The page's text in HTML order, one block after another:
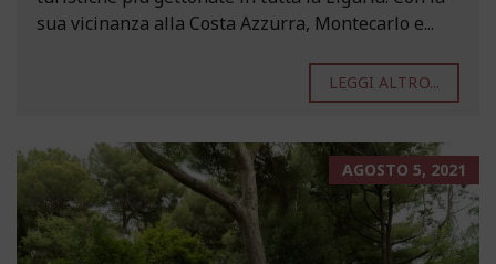
sua vicinanza alla Costa Azzurra, Montecarlo e...
LEGGI ALTRO...
AGOSTO 5, 2021